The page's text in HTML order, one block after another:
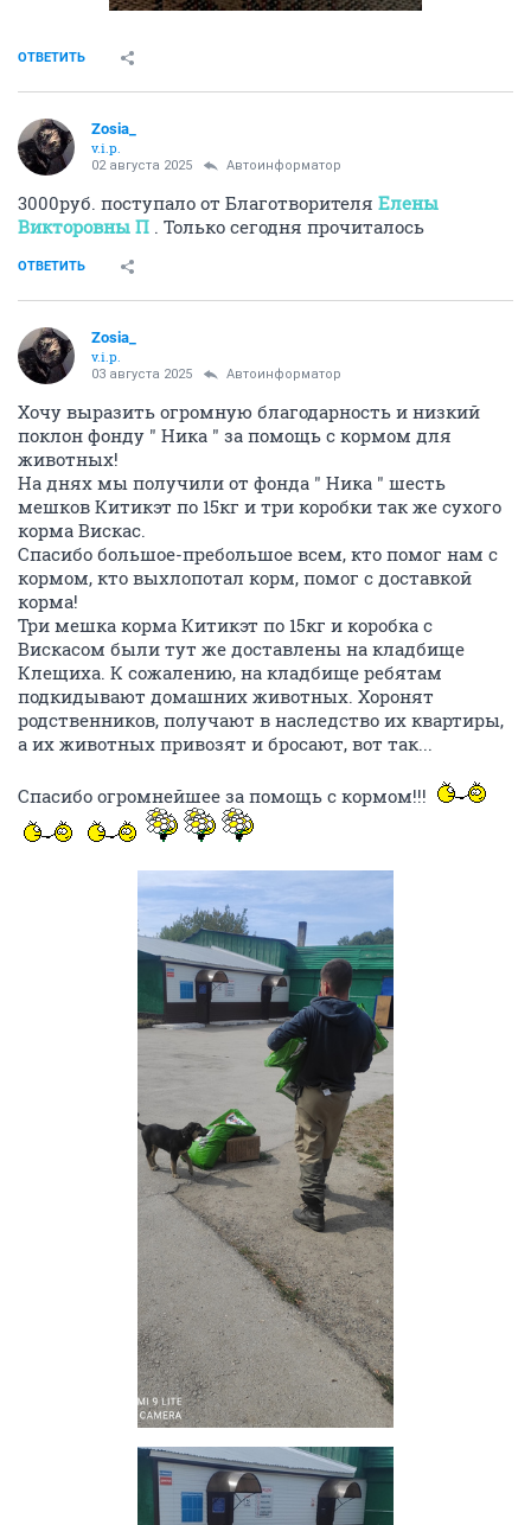
ОТВЕТИТЬ
Zosia_
v.i.p.
02 августа 2025 Автоинформатор
3000руб. поступало от Благотворителя Елены
Викторовны П . Только сегодня прочиталось
ОТВЕТИТЬ
Zosia_
v.i.p.
03 августа 2025 Автоинформатор
Хочу выразить огромную благодарность и низкий
поклон фонду " Ника " за помощь с кормом для
животных!
На днях мы получили от фонда " Ника " шесть
мешков Китикэт по 15кг и три коробки так же сухого
корма Вискас.
Спасибо большое-пребольшое всем, кто помог нам с
кормом, кто выхлопотал корм, помог с доставкой
корма!
Три мешка корма Китикэт по 15кг и коробка с
Вискасом были тут же доставлены на кладбище
Клещиха. К сожалению, на кладбище ребятам
подкидывают домашних животных. Хоронят
родственников, получают в наследство их квартиры,
а их животных привозят и бросают, вот так...
Спасибо огромнейшее за помощь с кормом!!!